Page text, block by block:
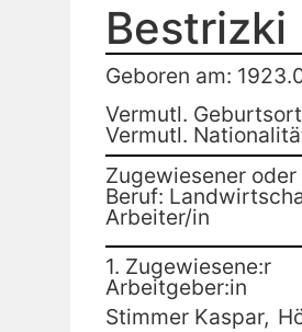
Bestrizki
Geboren am:
Vermutl.
Vermutl.
Zugewiesener
Beruf:
Arbeiter/in
1. Zugewiesene:r
Arbeitgeber:in
Stimmer Kaspar,